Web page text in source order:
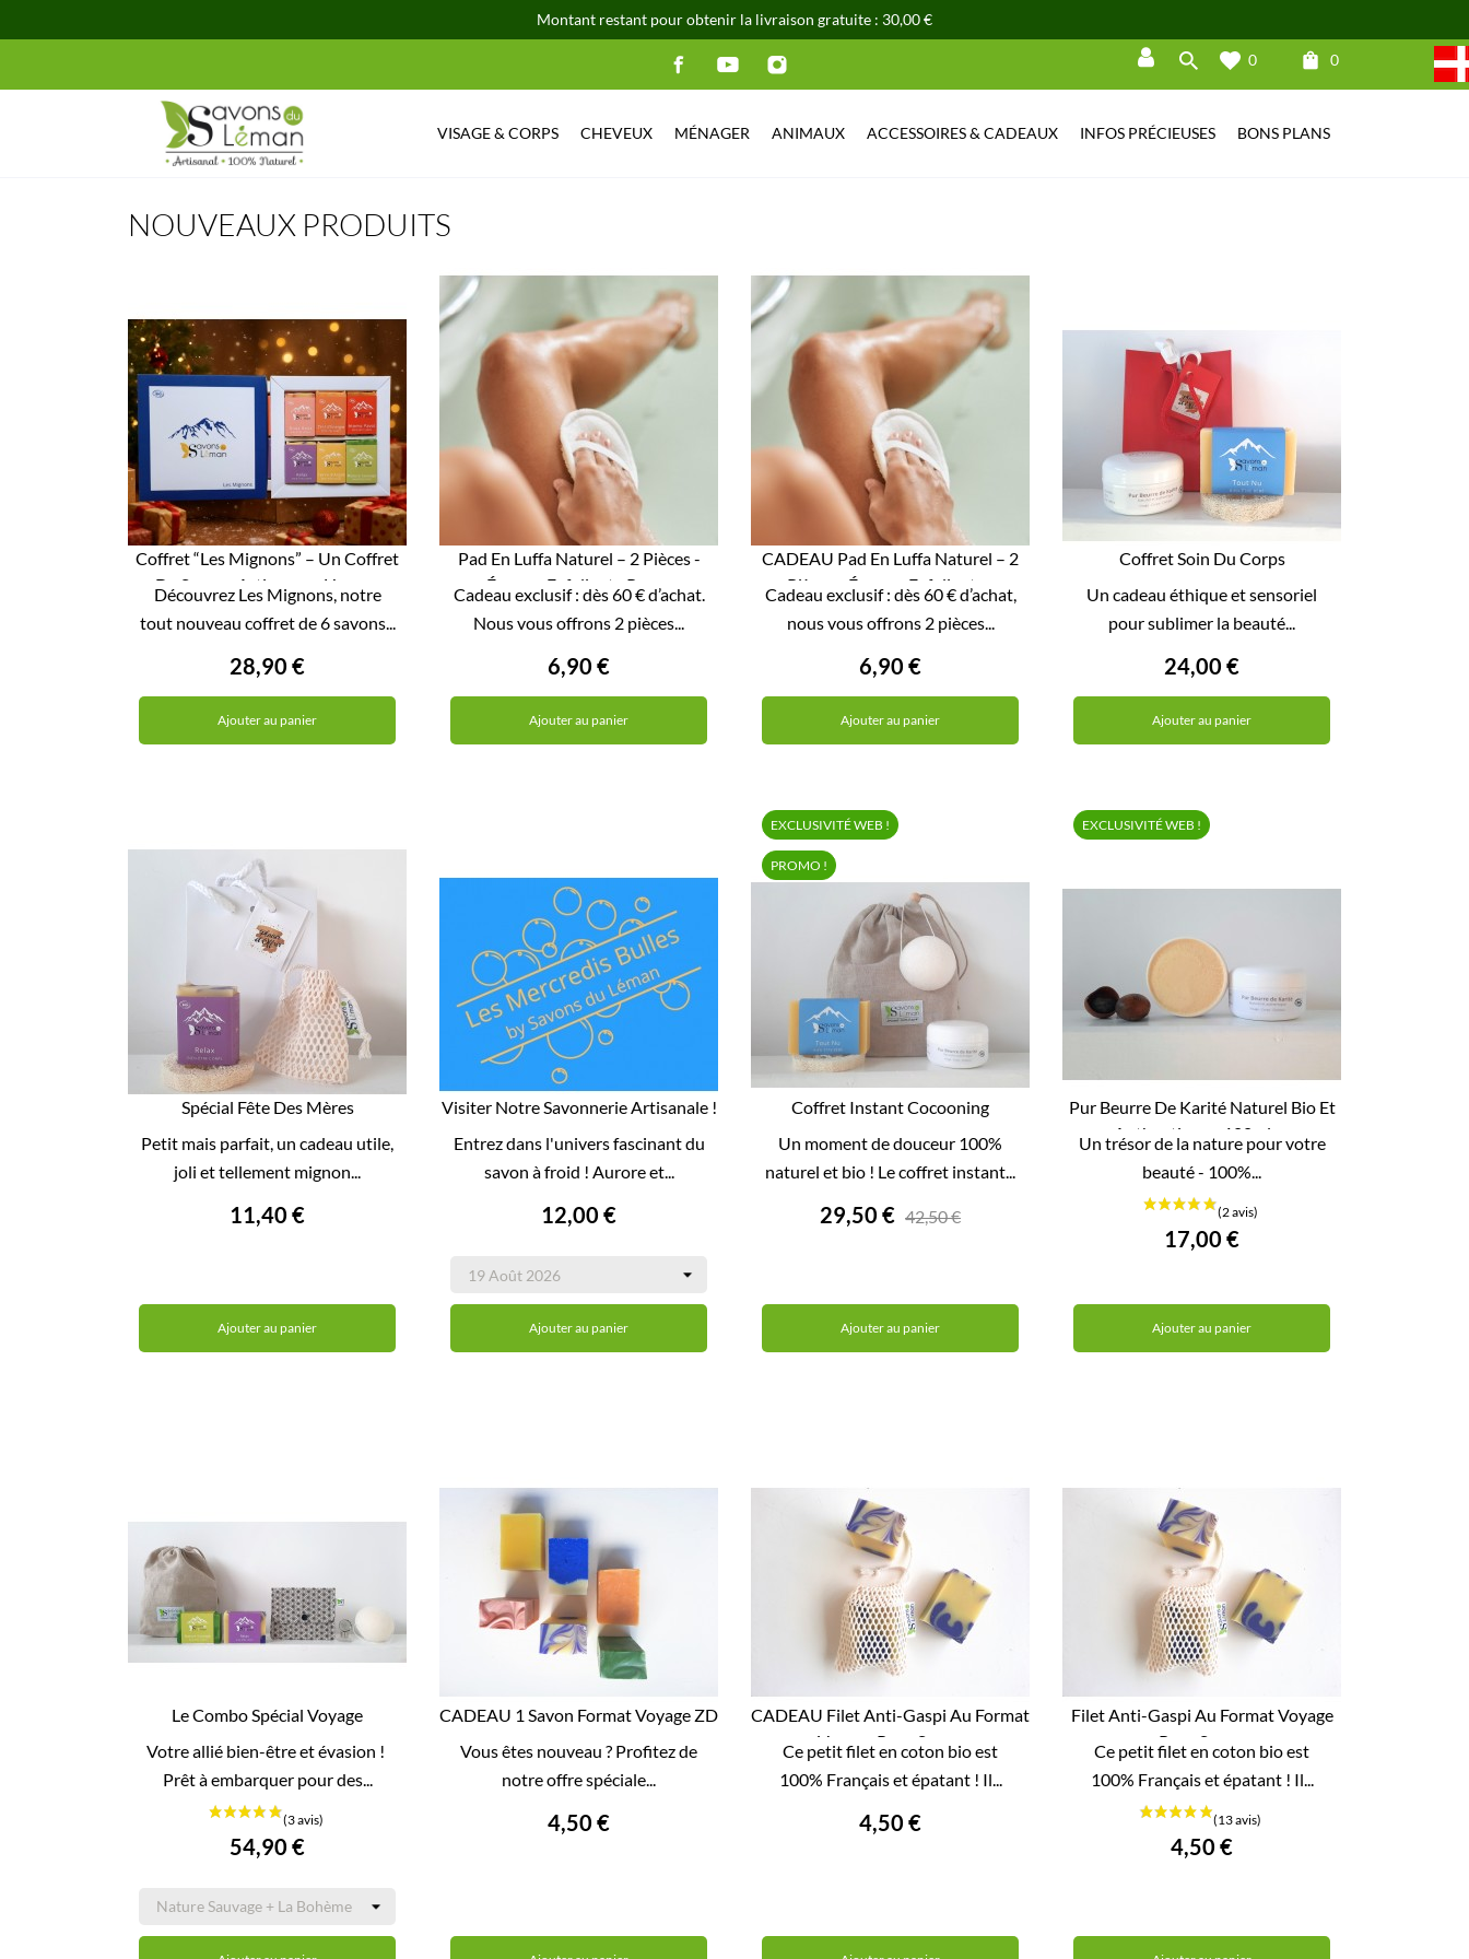
Montant restant pour obtenir la livraison gratuite : 30,00 €
Connexion 0 shopping_bag 0
VISAGE & CORPS CHEVEUX MÉNAGER ANIMAUX ACCESSOIRES & CADEAUX INFOS PRÉCIEUSES BONS PLANS
NOUVEAUX PRODUITS
APERÇU RAPIDE
Coffret “Les Mignons” – Un Coffret
De Savons Artisanaux Hyper...
Découvrez Les Mignons, notre
tout nouveau coffret de 6 savons...
28,90 €
Ajouter au panier
APERÇU RAPIDE
Pad En Luffa Naturel – 2 Pièces -
Éponge Exfoliante Pour...
Cadeau exclusif : dès 60 € d’achat.
Nous vous offrons 2 pièces...
6,90 €
Ajouter au panier
APERÇU RAPIDE
CADEAU Pad En Luffa Naturel – 2
Pièces - Éponge Exfoliante...
Cadeau exclusif : dès 60 € d’achat,
nous vous offrons 2 pièces...
6,90 €
Ajouter au panier
APERÇU RAPIDE
Coffret Soin Du Corps
Un cadeau éthique et sensoriel
pour sublimer la beauté...
24,00 €
Ajouter au panier
 APERÇU RAPIDE
Spécial Fête Des Mères
Petit mais parfait, un cadeau utile,
joli et tellement mignon...
11,40 €
Ajouter au panier
APERÇU RAPIDE
Visiter Notre Savonnerie Artisanale !
Entrez dans l'univers fascinant du
savon à froid ! Aurore et...
12,00 €
Ajouter au panier
APERÇU RAPIDE
Coffret Instant Cocooning
Un moment de douceur 100%
naturel et bio ! Le coffret instant...
29,50 € 42,50 €
Ajouter au panier
EXCLUSIVITÉ WEB !
PROMO !
APERÇU RAPIDE
Pur Beurre De Karité Naturel Bio Et
Authentique - 100ml -...
Un trésor de la nature pour votre
beauté - 100%...
17,00 €
Ajouter au panier
EXCLUSIVITÉ WEB !
APERÇU RAPIDE
Le Combo Spécial Voyage
Votre allié bien-être et évasion !
Prêt à embarquer pour des...
54,90 €
APERÇU RAPIDE
CADEAU 1 Savon Format Voyage ZD
Vous êtes nouveau ? Profitez de
notre offre spéciale...
4,50 €
APERÇU RAPIDE
CADEAU Filet Anti-Gaspi Au Format
Voyage Pour Savon
Ce petit filet en coton bio est
100% Français et épatant ! Il...
4,50 €
APERÇU RAPIDE
Filet Anti-Gaspi Au Format Voyage
Pour Savon
Ce petit filet en coton bio est
100% Français et épatant ! Il...
4,50 €